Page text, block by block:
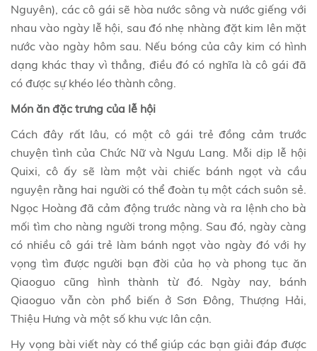
Nguyên), các cô gái sẽ hòa nước sông và nước giếng với
nhau vào ngày lễ hội, sau đó nhẹ nhàng đặt kim lên mặt
nước vào ngày hôm sau. Nếu bóng của cây kim có hình
dạng khác thay vì thẳng, điều đó có nghĩa là cô gái đã
có được sự khéo léo thành công.
Món ăn đặc trưng của lễ hội
Cách đây rất lâu, có một cô gái trẻ đồng cảm trước
chuyện tình của Chức Nữ và Ngưu Lang. Mỗi dịp lễ hội
Quixi, cô ấy sẽ làm một vài chiếc bánh ngọt và cầu
nguyện rằng hai người có thể đoàn tụ một cách suôn sẻ.
Ngọc Hoàng đã cảm động trước nàng và ra lệnh cho bà
mối tìm cho nàng người trong mộng. Sau đó, ngày càng
có nhiều cô gái trẻ làm bánh ngọt vào ngày đó với hy
vọng tìm được người bạn đời của họ và phong tục ăn
Qiaoguo
cũng
hình thành từ đó. Ngày nay, bánh
Qiaoguo vẫn còn phổ biến ở Sơn Đông, Thượng Hải,
Thiệu Hưng và một số khu vực lân cận.
Hy vọng bài viết này có thể giúp các bạn giải đáp được